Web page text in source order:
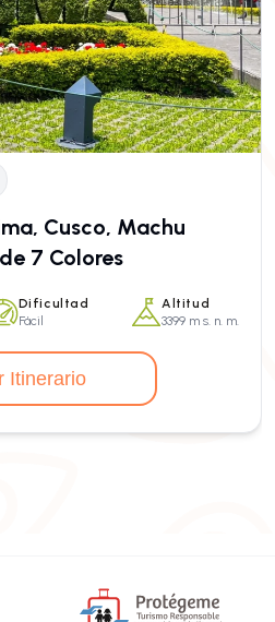
Cusco, Machu
7 Colores
Dificultad
Fácil
Altitud
3399 m s. n. m.
Itinerario